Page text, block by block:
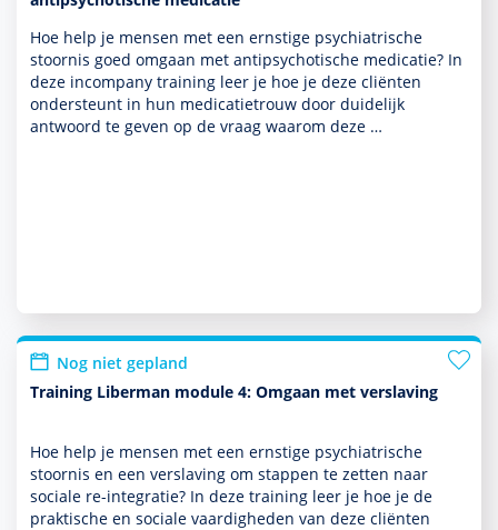
Hoe help je mensen met een ernstige psychia­trische
stoor­nis goed omgaan met antipsychotische medicatie? In
deze incompany training leer je hoe je deze cliënten
onder­steunt in hun medi­catie­trouw door duide­lijk
antwoord te geven op de vraag waarom deze …
Nog niet gepland
Training Liberman module 4: Omgaan met verslaving
Hoe help je mensen met een ernstige psychia­trische
stoor­nis en een ver­sla­ving om stappen te zetten naar
sociale re-integratie? In deze training leer je hoe je de
prak­tische en sociale vaar­dig­heden van deze cliënten